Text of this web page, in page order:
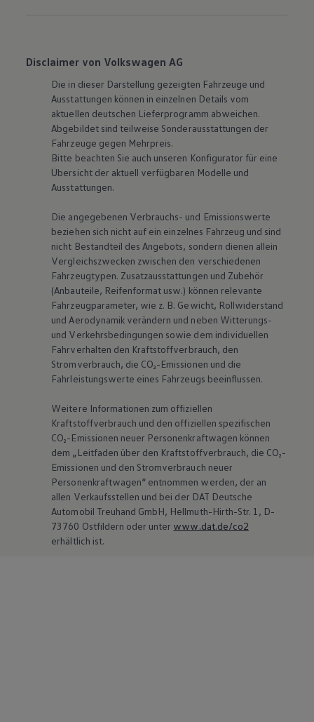
Disclaimer von Volkswagen AG
Die in dieser Darstellung gezeigten Fahrzeuge und
Ausstattungen können in einzelnen Details vom
aktuellen deutschen Lieferprogramm abweichen.
Abgebildet sind teilweise Sonderausstattungen der
Fahrzeuge gegen Mehrpreis.
Bitte beachten Sie auch unseren Konfigurator für eine
Übersicht der aktuell verfügbaren Modelle und
Ausstattungen.
Die angegebenen Verbrauchs- und Emissionswerte
beziehen sich nicht auf ein einzelnes Fahrzeug und sind
nicht Bestandteil des Angebots, sondern dienen allein
Vergleichszwecken zwischen den verschiedenen
Fahrzeugtypen. Zusatzausstattungen und Zubehör
(Anbauteile, Reifenformat usw.) können relevante
Fahrzeugparameter, wie z. B. Gewicht, Rollwiderstand
und Aerodynamik verändern und neben Witterungs-
und Verkehrsbedingungen sowie dem individuellen
Fahrverhalten den Kraftstoffverbrauch, den
Stromverbrauch, die CO₂-Emissionen und die
Fahrleistungswerte eines Fahrzeugs beeinflussen.
Weitere Informationen zum offiziellen
Kraftstoffverbrauch und den offiziellen spezifischen
CO₂-Emissionen neuer Personenkraftwagen können
dem „Leitfaden über den Kraftstoffverbrauch, die CO₂-
Emissionen und den Stromverbrauch neuer
Personenkraftwagen“ entnommen werden, der an
allen Verkaufsstellen und bei der DAT Deutsche
Automobil Treuhand GmbH, Hellmuth-Hirth-Str. 1, D-
73760 Ostfildern oder unter www.dat.de/co2
erhältlich ist.